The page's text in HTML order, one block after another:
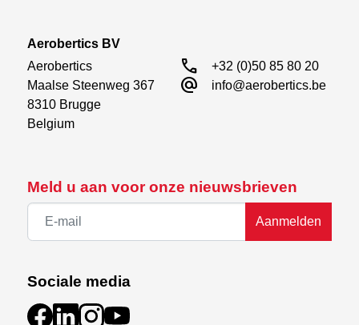
Meld u aan voor onze nieuwsbrieven
Aanmelden
Sociale media
Aerobertics BV
Aerobertics
Maalse Steenweg 367
8310 Brugge
Belgium
call +32 (0)50 85 80 20
alternate_email info@aerobertics.be